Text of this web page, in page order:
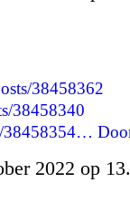
38458362
38458340
38458354…
2022 op